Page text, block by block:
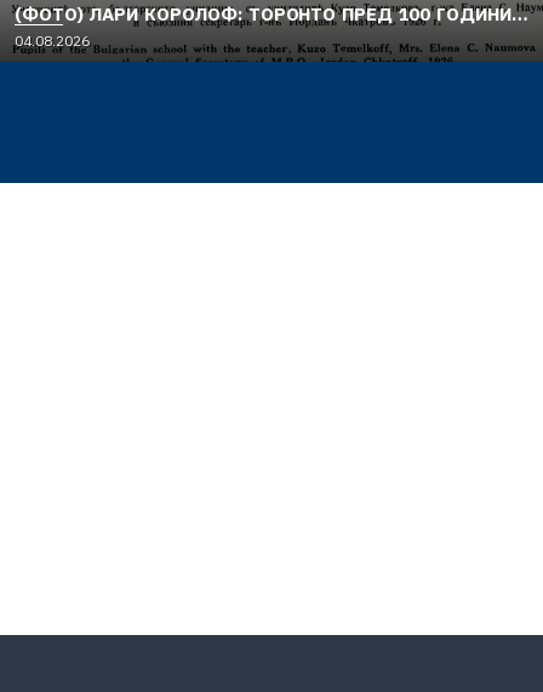
(ФОТО) ЛАРИ КОРОЛОФ: ТОРОНТО ПРЕД 100 ГОДИНИ…
04.08.2026